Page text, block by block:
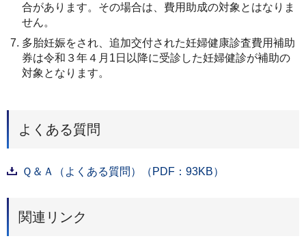
合があります。その場合は、費用助成の対象とはなりま
せん。
多胎妊娠をされ、追加交付された妊婦健康診査費用補助
券は令和３年４月1日以降に受診した妊婦健診が補助の
対象となります。
よくある質問
Ｑ＆Ａ（よくある質問）（PDF：93KB）
関連リンク